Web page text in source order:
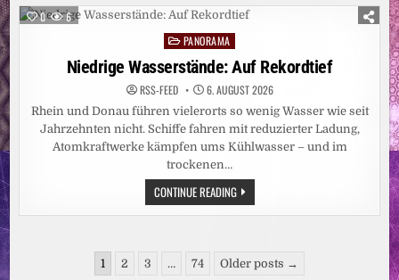
WIE
SOMMERPFLANZEN
IM
ALLTAG
WERDEN
0 6
PostedPANORAMA
Niedrige Wasserstände: Auf Rekordtief
RSS-FEED 6. AUGUST 2026
Rhein und Donau führen vielerorts so wenig Wasser wie seit
Jahrzehnten nicht. Schiffe fahren mit reduzierter Ladung,
Atomkraftwerke kämpfen ums Kühlwasser – und im
trockenen…
CONTINUE READINGNIEDRIGE
WASSERSTÄNDE:
AUF
Seitennummerierung
1 2 3 … 74 Older posts →